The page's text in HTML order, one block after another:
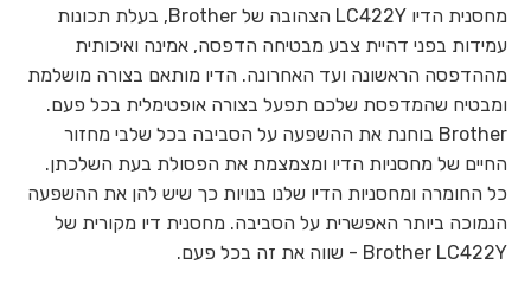
מחסנית הדיו LC422Y הצהובה של Brother, בעלת תכונות
עמידות בפני דהיית צבע מבטיחה הדפסה, אמינה ואיכותית
מההדפסה הראשונה ועד האחרונה. הדיו מותאם בצורה מושלמת
ומבטיח שהמדפסת שלכם תפעל בצורה אופטימלית בכל פעם.
Brother בוחנת את ההשפעה על הסביבה בכל שלבי מחזור
החיים של מחסניות הדיו ומצמצמת את הפסולת בעת השלכתן.
כל החומרה ומחסניות הדיו שלנו בנויות כך שיש להן את ההשפעה
הנמוכה ביותר האפשרית על הסביבה. מחסנית דיו מקורית של
Brother LC422Y - שווה את זה בכל פעם.